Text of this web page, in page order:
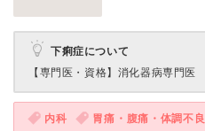
下痢症について
【専門医・資格】 消化器病専門医
内科 胃痛・腹痛・体調不良